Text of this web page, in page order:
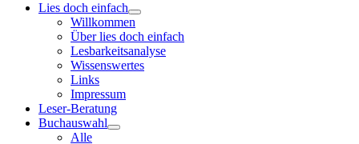
Lies doch einfach
Willkommen
Über lies doch einfach
Lesbarkeitsanalyse
Wissenswertes
Links
Impressum
Leser-Beratung
Buchauswahl
Alle